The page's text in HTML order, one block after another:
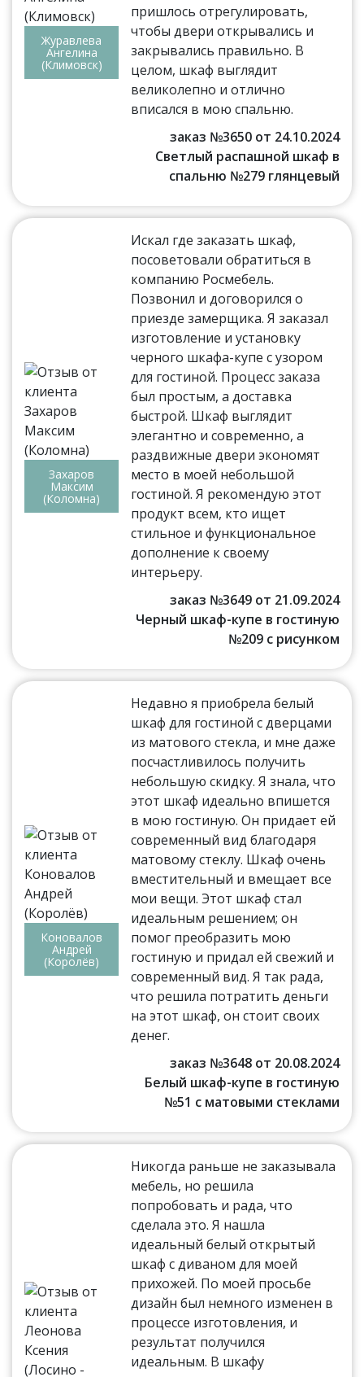
Журавлева
Ангелина
(Климовск)
пришлось отрегулировать,
чтобы двери открывались и
закрывались правильно. В
целом, шкаф выглядит
великолепно и отлично
вписался в мою спальню.
заказ №3650 от 24.10.2024
Светлый распашной шкаф в
спальню №279 глянцевый
Захаров
Максим
(Коломна)
Искал где заказать шкаф,
посоветовали обратиться в
компанию Росмебель.
Позвонил и договорился о
приезде замерщика. Я заказал
изготовление и установку
черного шкафа-купе с узором
для гостиной. Процесс заказа
был простым, а доставка
быстрой. Шкаф выглядит
элегантно и современно, а
раздвижные двери экономят
место в моей небольшой
гостиной. Я рекомендую этот
продукт всем, кто ищет
стильное и функциональное
дополнение к своему
интерьеру.
заказ №3649 от 21.09.2024
Черный шкаф-купе в гостиную
№209 с рисунком
Коновалов
Андрей
(Королёв)
Недавно я приобрела белый
шкаф для гостиной с дверцами
из матового стекла, и мне даже
посчастливилось получить
небольшую скидку. Я знала, что
этот шкаф идеально впишется
в мою гостиную. Он придает ей
современный вид благодаря
матовому стеклу. Шкаф очень
вместительный и вмещает все
мои вещи. Этот шкаф стал
идеальным решением; он
помог преобразить мою
гостиную и придал ей свежий и
современный вид. Я так рада,
что решила потратить деньги
на этот шкаф, он стоит своих
денег.
заказ №3648 от 20.08.2024
Белый шкаф-купе в гостиную
№51 с матовыми стеклами
Никогда раньше не заказывала
мебель, но решила
попробовать и рада, что
сделала это. Я нашла
идеальный белый открытый
шкаф с диваном для моей
прихожей. По моей просьбе
дизайн был немного изменен в
процессе изготовления, и
результат получился
идеальным. В шкафу